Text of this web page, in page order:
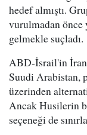
hedef almıştı.
vurulmadan önce
gelmekle suçladı.
ABD-İsrail'in
Suudi Arabistan,
üzerinden
Ancak Husilerin
seçeneği de